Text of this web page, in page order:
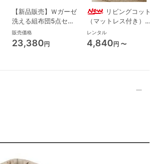
【新品販売】Ｗガーゼ
洗える組布団5点セッ
ト 70×120センチ マ
ットレス・布団 竹元
産興
販売価格
23,380円
リビングコット
（マットレス付き）
ミニサイズ・コンパク
トベビーベッド 大和
屋(Yamatoya)
レンタル
4,840円 〜